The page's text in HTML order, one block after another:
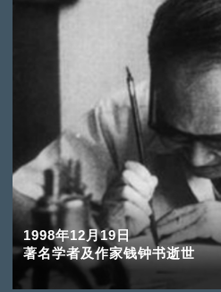
1998年12月19日
著名学者及作家钱钟书逝世